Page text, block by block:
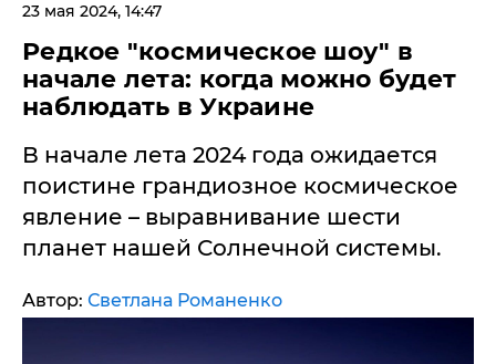
23 мая 2024, 14:47
​Редкое "космическое шоу" в
начале лета: когда можно будет
наблюдать в Украине
В начале лета 2024 года ожидается
поистине грандиозное космическое
явление – выравнивание шести
планет нашей Солнечной системы.
Автор: Светлана Романенко